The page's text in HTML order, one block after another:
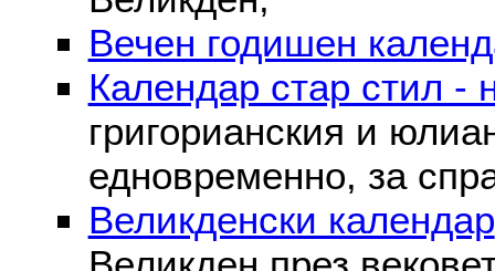
Вечен годишен
Календар стар стил -
григорианския и
едновременно, за
Великденски календар